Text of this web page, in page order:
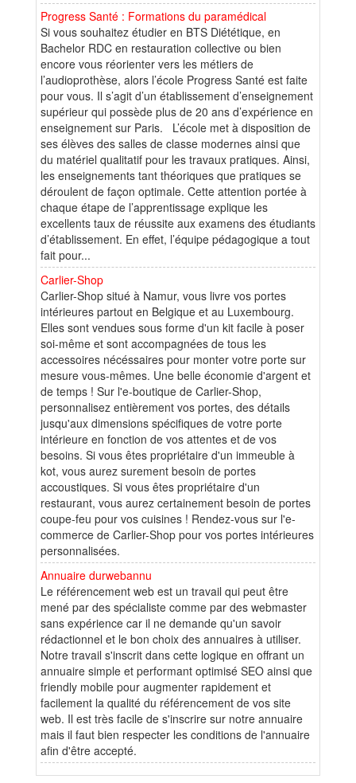
Progress Santé : Formations du paramédical
Si vous souhaitez étudier en BTS Diététique, en
Bachelor RDC en restauration collective ou bien
encore vous réorienter vers les métiers de
l’audioprothèse, alors l’école Progress Santé est faite
pour vous. Il s’agit d’un établissement d’enseignement
supérieur qui possède plus de 20 ans d’expérience en
enseignement sur Paris. L’école met à disposition de
ses élèves des salles de classe modernes ainsi que
du matériel qualitatif pour les travaux pratiques. Ainsi,
les enseignements tant théoriques que pratiques se
déroulent de façon optimale. Cette attention portée à
chaque étape de l’apprentissage explique les
excellents taux de réussite aux examens des étudiants
d’établissement. En effet, l’équipe pédagogique a tout
fait pour...
Carlier-Shop
Carlier-Shop situé à Namur, vous livre vos portes
intérieures partout en Belgique et au Luxembourg.
Elles sont vendues sous forme d'un kit facile à poser
soi-même et sont accompagnées de tous les
accessoires nécéssaires pour monter votre porte sur
mesure vous-mêmes. Une belle économie d'argent et
de temps ! Sur l'e-boutique de Carlier-Shop,
personnalisez entièrement vos portes, des détails
jusqu'aux dimensions spécifiques de votre porte
intérieure en fonction de vos attentes et de vos
besoins. Si vous êtes propriétaire d'un immeuble à
kot, vous aurez surement besoin de portes
accoustiques. Si vous êtes propriétaire d'un
restaurant, vous aurez certainement besoin de portes
coupe-feu pour vos cuisines ! Rendez-vous sur l'e-
commerce de Carlier-Shop pour vos portes intérieures
personnalisées.
Annuaire durwebannu
Le référencement web est un travail qui peut être
mené par des spécialiste comme par des webmaster
sans expérience car il ne demande qu'un savoir
rédactionnel et le bon choix des annuaires à utiliser.
Notre travail s'inscrit dans cette logique en offrant un
annuaire simple et performant optimisé SEO ainsi que
friendly mobile pour augmenter rapidement et
facilement la qualité du référencement de vos site
web. Il est très facile de s'inscrire sur notre annuaire
mais il faut bien respecter les conditions de l'annuaire
afin d'être accepté.